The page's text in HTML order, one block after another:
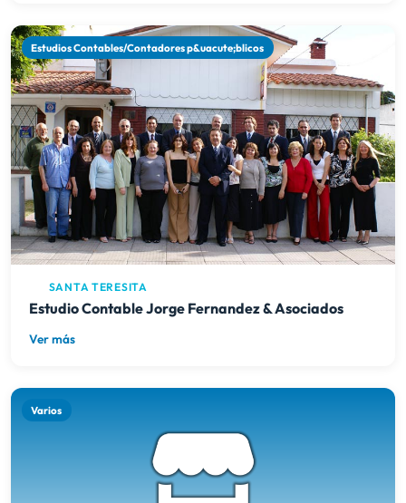
Estudios Contables/Contadores p&uacute;blicos
SANTA TERESITA
Estudio Contable Jorge Fernandez & Asociados
Ver más
Varios